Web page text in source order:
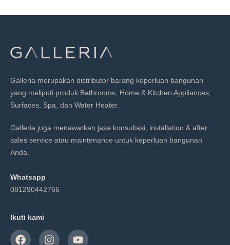
Galleria merupakan distributor barang keperluan bangunan
yang meliputi produk Bathrooms, Home & Kitchen Appliances,
Surfaces, Spa, dan Water Heater.
Galleria juga menawarkan jasa konsultasi, installation & after
sales service atau maintenance untuk keperluan bangunan
Anda.
Whatsapp
081290442766
Ikuti kami